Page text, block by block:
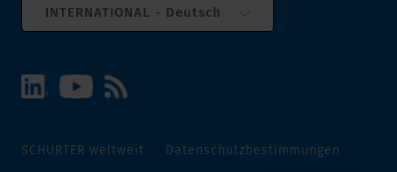
INTERNATIONAL - Deutsch
SCHURTER weltweit Datenschutzbestimmungen